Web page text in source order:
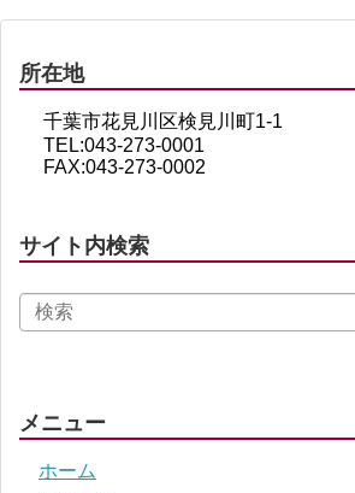
所在地
千葉市花見川区検見川町1-1
TEL:043-273-0001
FAX:043-273-0002
サイト内検索
メニュー
ホーム